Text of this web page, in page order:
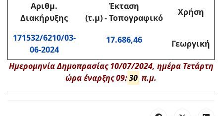
Αριθμ.
Διακήρυξης
Έκταση
(τ.μ)-Τοπογραφικό
Χρήση
171532/6210/03-
06-2024
17.686,46 Γεωργική
Ημερομηνία Δημοπρασίας 10/07/2024, ημέρα Τετάρτη
ώρα έναρξης 09:30 π.μ.